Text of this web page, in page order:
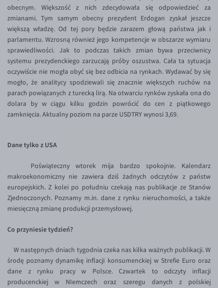
Inne pary walutowe
AUD/PLN
BGN/PLN
CNY/PLN
HKD/PLN
HUF/PLN
ILS/PLN
RON/PLN
SGD/PLN
TRY/PLN
EUR/USD
EUR/GBP
EUR/CHF
EUR/CZK
Aplikacja mobilna
Bezpieczeństwo
Pomoc
FAQ
Konto i opłaty
Wymiana walut
Banki i przelewy
Poradnik
Kontakt
PL
obecnym. Większość z nich zdecydowała się odpowiedzieć za
zmianami. Tym samym obecny prezydent Erdogan zyskał jeszcze
większą władzę. Od tej pory będzie zarazem głową państwa jak i
parlamentu. Wzrosną również jego kompetencje w obszarze wymiaru
sprawiedliwości. Jak to podczas takich zmian bywa przeciwnicy
systemu prezydenckiego zarzucają próby oszustwa. Cała ta sytuacja
oczywiście nie mogła obyć się bez odbicia na rynkach. Wydawać by się
mogło, że analitycy spodziewali się znacznie większych ruchów na
parach powiązanych z turecką lirą. Na otwarciu rynków zyskała ona do
dolara by w ciągu kilku godzin powrócić do cen z piątkowego
zamknięcia. Aktualny poziom na parze USDTRY wynosi 3,69.
Dane tylko z USA
Poświąteczny wtorek mija bardzo spokojnie. Kalendarz
makroekonomiczny nie zawiera dziś żadnych odczytów z państw
europejskich. Z kolei po południu czekają nas publikacje ze Stanów
Zjednoczonych. Poznamy m.in. dane z rynku nieruchomości, a także
miesięczną zmianę produkcji przemysłowej.
Co przyniesie tydzień?
W następnych dniach tygodnia czeka nas kilka ważnych publikacji. W
środę poznamy dynamikę inflacji konsumenckiej w Strefie Euro oraz
dane z rynku pracy w Polsce. Czwartek to odczyty inflacji
producenckiej w NIemczech oraz szeregu danych z polskiej